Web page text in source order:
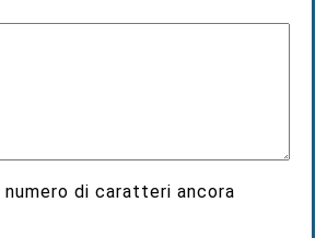
numero di caratteri ancora